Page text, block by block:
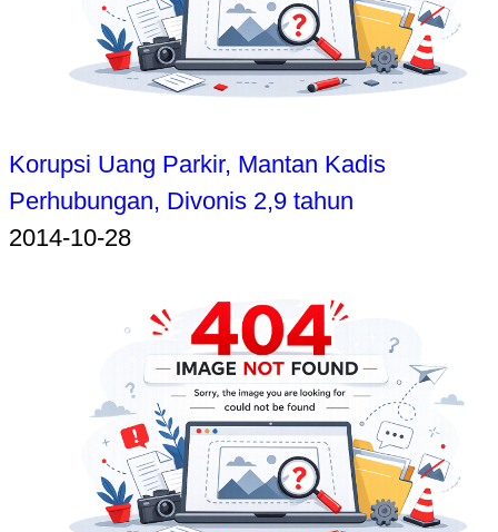
Korupsi Uang Parkir, Mantan Kadis
Perhubungan, Divonis 2,9 tahun
2014-10-28